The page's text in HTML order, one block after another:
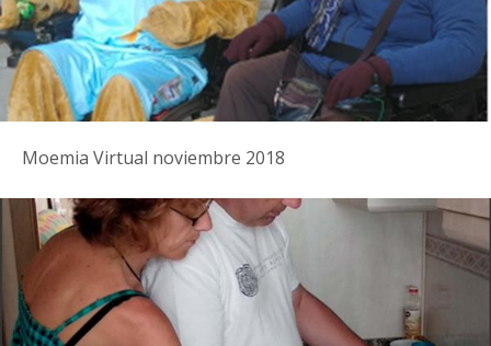
Moemia Virtual noviembre 2018